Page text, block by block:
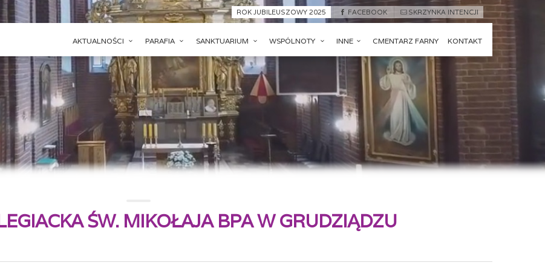
ROK JUBILEUSZOWY 2025 FACEBOOK SKRZYNKA INTENCJI
AKTUALNOŚCI PARAFIA SANKTUARIUM WSPÓLNOTY INNE CMENTARZ FARNY KONTAKT
ŚW. MIKOŁAJA BPA W GRUDZIĄDZU